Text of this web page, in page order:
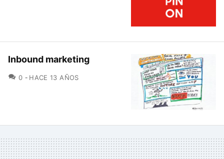
Inbound marketing
0 COMENTARIOS
HACE 13 AÑOS